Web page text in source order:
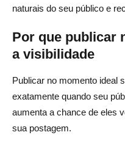
naturais do seu público e
Por que publicar
a visibilidade
Publicar no momento ideal
exatamente quando seu
aumenta a chance de eles
sua postagem.